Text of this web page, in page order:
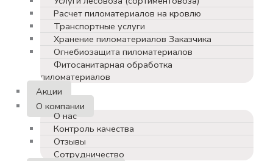
Расчет пиломатериалов на кровлю
Транспортные услуги
Хранение пиломатериалов Заказчика
Огнебиозащита пиломатериалов
Фитосанитарная обработка
пиломатериалов
Акции
О компании
О нас
Контроль качества
Отзывы
Сотрудничество